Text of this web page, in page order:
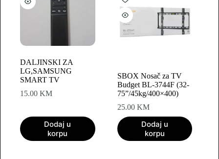
DALJINSKI ZA
LG,SAMSUNG
SMART TV
15.00 KM
Dodaj u
korpu
SBOX Nosač za TV
Budget BL-3744F (32-
75”/45kg/400×400)
25.00 KM
Dodaj u
korpu